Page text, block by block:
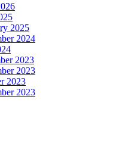
2025
2024
2023
2023
2023
2023